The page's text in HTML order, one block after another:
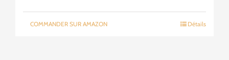
COMMANDER SUR AMAZON Détails